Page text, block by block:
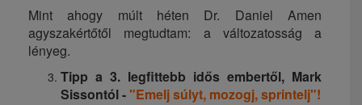
Mint ahogy múlt héten Dr. Daniel Amen
agyszakértőtől megtudtam: a változatosság a
lényeg.
Tipp a 3. legfittebb idős embertől, Mark
Sissontól -"Emelj súlyt, mozogj, sprintelj"!